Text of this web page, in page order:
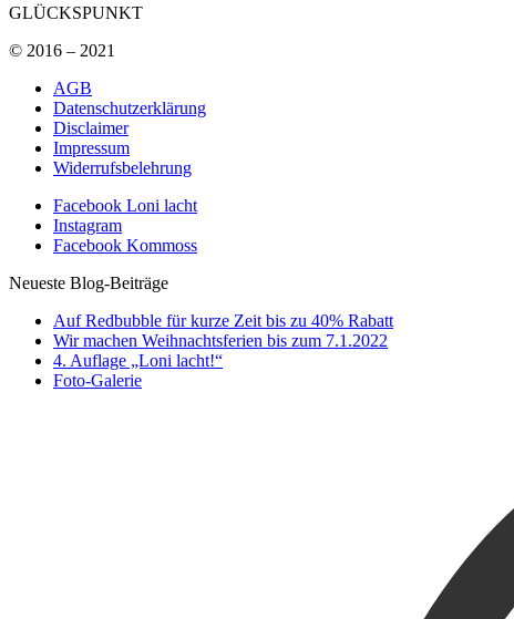
GLÜCKSPUNKT
© 2016 – 2021
AGB
Datenschutzerklärung
Disclaimer
Impressum
Widerrufsbelehrung
Facebook Loni lacht
Instagram
Facebook Kommoss
Neueste Blog-Beiträge
Auf Redbubble für kurze Zeit bis zu 40% Rabatt
Wir machen Weihnachtsferien bis zum 7.1.2022
4. Auflage „Loni lacht!“
Foto-Galerie